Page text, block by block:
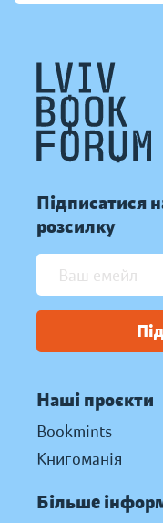
Підписатися
розсилку
Наші проєкти
Bookmints
Книгоманія
Більше